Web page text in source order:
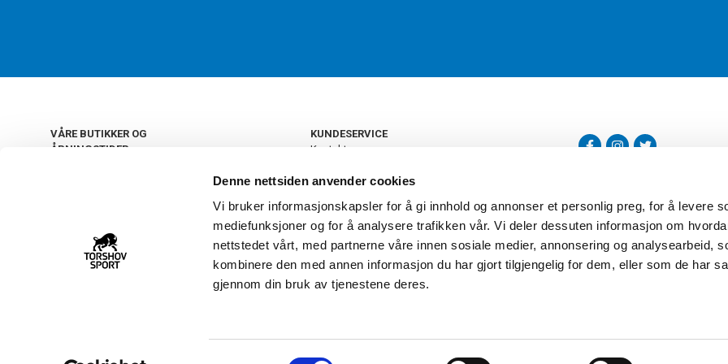
Denne nettsiden anvender cookies
Vi bruker informasjonskapsler for å gi innhold og annonser et personlig preg, for å levere
mediefunksjoner og for å analysere trafikken vår. Vi deler dessuten informasjon om
nettstedet vårt, med partnerne våre innen sosiale medier, annonsering og analysearbeid,
kombinere den med annen informasjon du har gjort tilgjengelig for dem, eller som de har
gjennom din bruk av tjenestene deres.
VÅRE BUTIKKER OG
ÅPNINGSTIDER
22 09 20 20
KUNDESERVICE
Kontakt oss
Retur og bytte
Personvern
Frakt og levering
Ledige stillinger
FAQ - Ofte stilte spørsmål
Åpenhetsloven
Torshov Sport har over 90 års
klubbhandel. Torshov Sport har
Drammen, Sandvika Storsenter